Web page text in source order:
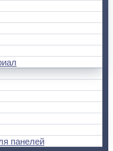
панелей